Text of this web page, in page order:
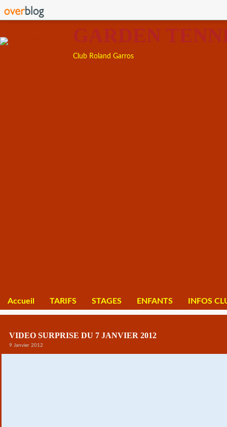
GARDEN
Club Roland Garros
Accueil TARIFS STAGES ENFANTS INFOS
VIDEO SURPRISE DU 7 JANVIER 2012
9 Janvier 2012